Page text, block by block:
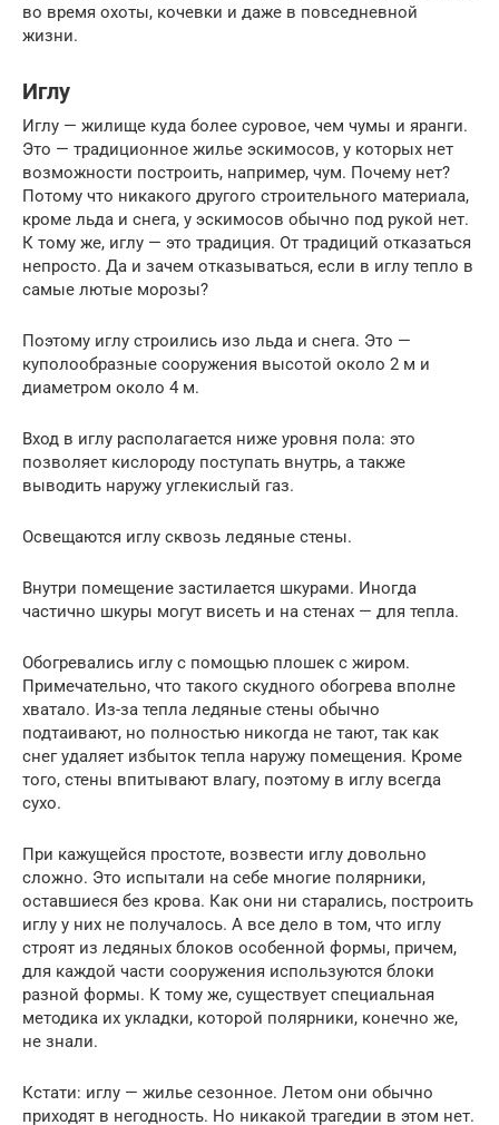
во время охоты, кочевки и даже в повседневной
жизни.
Иглу
Иглу — жилище куда более суровое, чем чумы и яранги.
Это — традиционное жилье эскимосов, у которых нет
возможности построить, например, чум. Почему нет?
Потому что никакого другого строительного материала,
кроме льда и снега, у эскимосов обычно под рукой нет.
К тому же, иглу — это традиция. От традиций отказаться
непросто. Да и зачем отказываться, если в иглу тепло в
самые лютые морозы?
Поэтому иглу строились изо льда и снега. Это —
куполообразные сооружения высотой около 2 м и
диаметром около 4 м.
Вход в иглу располагается ниже уровня пола: это
позволяет кислороду поступать внутрь, а также
выводить наружу углекислый газ.
Освещаются иглу сквозь ледяные стены.
Внутри помещение застилается шкурами. Иногда
частично шкуры могут висеть и на стенах — для тепла.
Обогревались иглу с помощью плошек с жиром.
Примечательно, что такого скудного обогрева вполне
хватало. Из-за тепла ледяные стены обычно
подтаивают, но полностью никогда не тают, так как
снег удаляет избыток тепла наружу помещения. Кроме
того, стены впитывают влагу, поэтому в иглу всегда
сухо.
При кажущейся простоте, возвести иглу довольно
сложно. Это испытали на себе многие полярники,
оставшиеся без крова. Как они ни старались, построить
иглу у них не получалось. А все дело в том, что иглу
строят из ледяных блоков особенной формы, причем,
для каждой части сооружения используются блоки
разной формы. К тому же, существует специальная
методика их укладки, которой полярники, конечно же,
не знали.
Кстати: иглу — жилье сезонное. Летом они обычно
приходят в негодность. Но никакой трагедии в этом нет.